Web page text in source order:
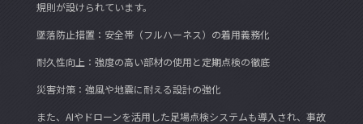
規則が設けられています。
墜落防止措置：安全帯（フルハーネス）の着用義務化
耐久性向上：強度の高い部材の使用と定期点検の徹底
災害対策：強風や地震に耐える設計の強化
また、AIやドローンを活用した足場点検システムも導入され、事故